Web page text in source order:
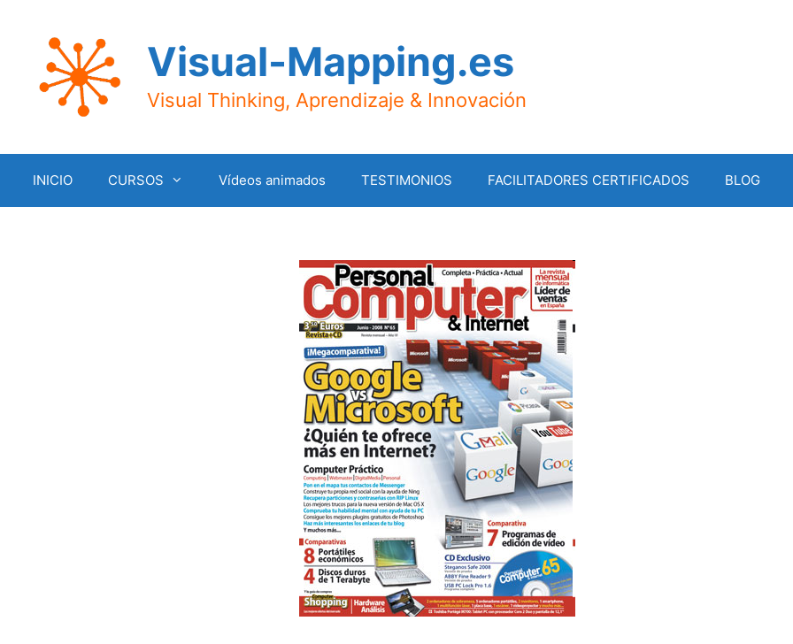
contenido
Visual-Mapping.es
Visual Thinking, Aprendizaje & Innovación
INICIO CURSOS Vídeos animados TESTIMONIOS FACILITADORES CERTIFICADOS BLOG